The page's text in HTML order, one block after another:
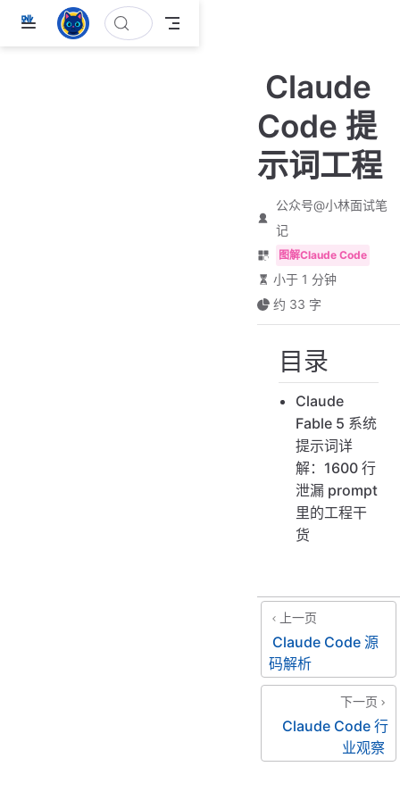
跳
Claude
Code 提
示词工程
公众号@小林面试笔
记
图解Claude Code
小于 1 分钟
约 33 字
目录
Claude
Fable 5 系统
提示词详
解：1600 行
泄漏 prompt
里的工程干
货
上一页
Claude Code 源
码解析
下一页
Claude Code 行
业观察